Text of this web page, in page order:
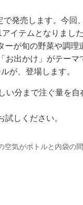
発売します。今回
テムとなりました
ーが旬の野菜や調理
出かけ」がテーマ
が、登場します。
い分まで注ぐ量を自
しください。
気がボトルと内袋の間